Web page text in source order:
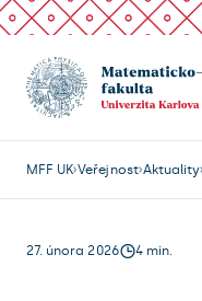
MFF UK Veřejnost Aktuality
27. února 2026 4 min.